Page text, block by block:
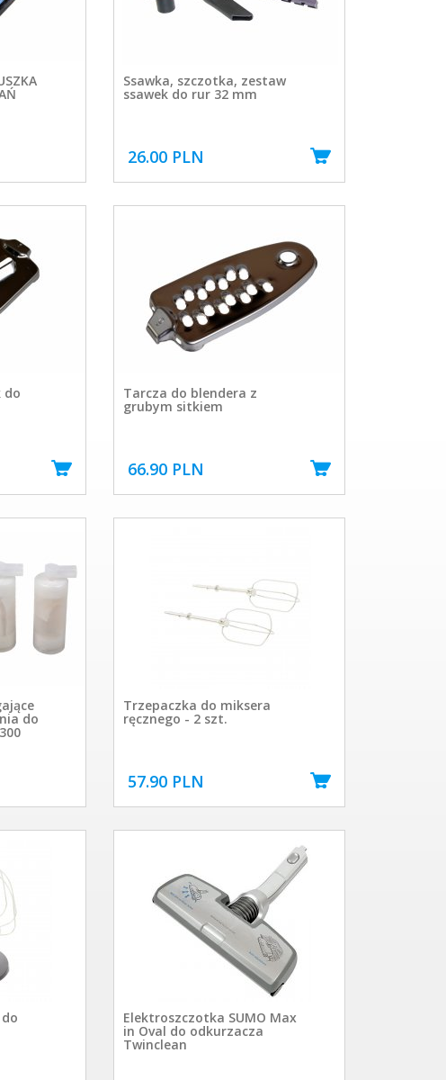
Ssawka, szczotka, zestaw
ssawek do rur 32 mm
26.00 PLN
do Tarcza do blendera z
grubym sitkiem
66.90 PLN
do
Trzepaczka do miksera
ręcznego - 2 szt.
57.90 PLN
Elektroszczotka SUMO Max
in Oval do odkurzacza
Twinclean